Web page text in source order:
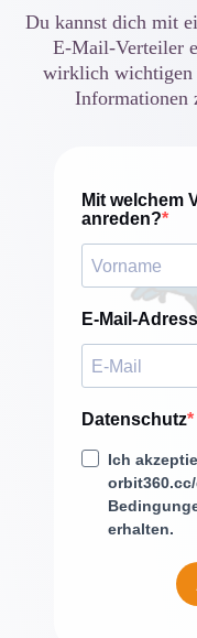
Du kannst dich mit
E-Mail-Verteiler
wirklich wichtigen
Informationen
Mit welchem
anreden?
E-Mail-
Datenschutz
Ich
erhalten.